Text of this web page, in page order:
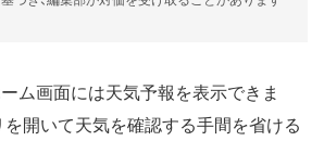
ム画面には天気予報を表示できま
を開いて天気を確認する手間を省ける